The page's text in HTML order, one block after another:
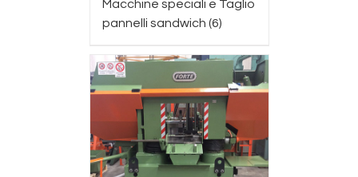
Macchine speciali e Taglio
pannelli sandwich (6)